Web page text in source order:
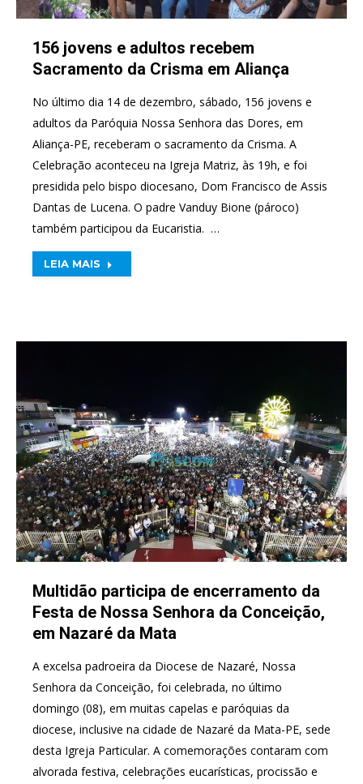
156 jovens e adultos recebem
Sacramento da Crisma em Aliança
No último dia 14 de dezembro, sábado, 156 jovens e
adultos da Paróquia Nossa Senhora das Dores, em
Aliança-PE, receberam o sacramento da Crisma. A
Celebração aconteceu na Igreja Matriz, às 19h, e foi
presidida pelo bispo diocesano, Dom Francisco de Assis
Dantas de Lucena. O padre Vanduy Bione (pároco)
também participou da Eucaristia. …
LEIA MAIS
Multidão participa de encerramento da
Festa de Nossa Senhora da Conceição,
em Nazaré da Mata
A excelsa padroeira da Diocese de Nazaré, Nossa
Senhora da Conceição, foi celebrada, no último
domingo (08), em muitas capelas e paróquias da
diocese, inclusive na cidade de Nazaré da Mata-PE, sede
desta Igreja Particular. A comemorações contaram com
alvorada festiva, celebrações eucarísticas, procissão e